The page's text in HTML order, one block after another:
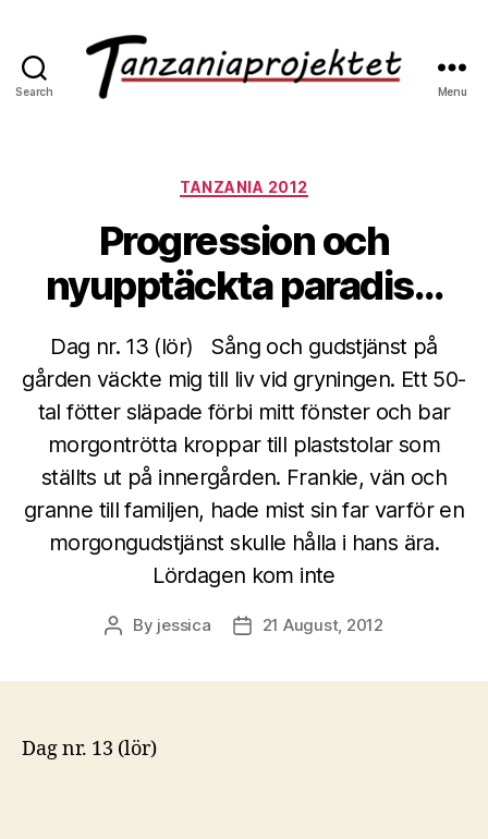
Search Menu
TANZANIA 2012
Progression och
nyupptäckta paradis…
Dag nr. 13 (lör) Sång och gudstjänst på
gården väckte mig till liv vid gryningen. Ett 50-
tal fötter släpade förbi mitt fönster och bar
morgontrötta kroppar till plaststolar som
ställts ut på innergården. Frankie, vän och
granne till familjen, hade mist sin far varför en
morgongudstjänst skulle hålla i hans ära.
Lördagen kom inte
By jessica 21 August, 2012
Dag nr. 13 (lör)